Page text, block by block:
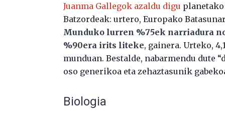
Juanma Gallegok azaldu digu
Batzordeak: urtero, Europako
Munduko lurren %75ek narriadura
%90era irits liteke, gainera. Urteko,
munduan. Bestalde, nabarmendu dute
oso generikoa eta zehaztasunik
Biologia